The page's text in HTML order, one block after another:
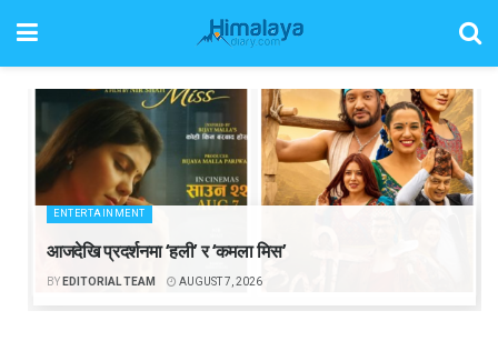
ENTERTAINMENT
आजदेखि प्रदर्शनमा ‘हली’ र ‘कमला मिस’
BY EDITORIAL TEAM AUGUST 7, 2026